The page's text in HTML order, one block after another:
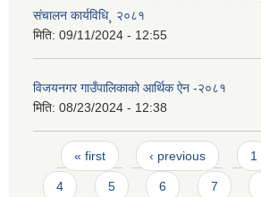
संचालन कार्यविधि¸ २०८१
मिति: 09/11/2024 - 12:55
विजयनगर गाउँपालिकाको आर्थिक ऐन -२०८१
मिति: 08/23/2024 - 12:38
Pages
« first ‹ previous 1
4 5 6 7